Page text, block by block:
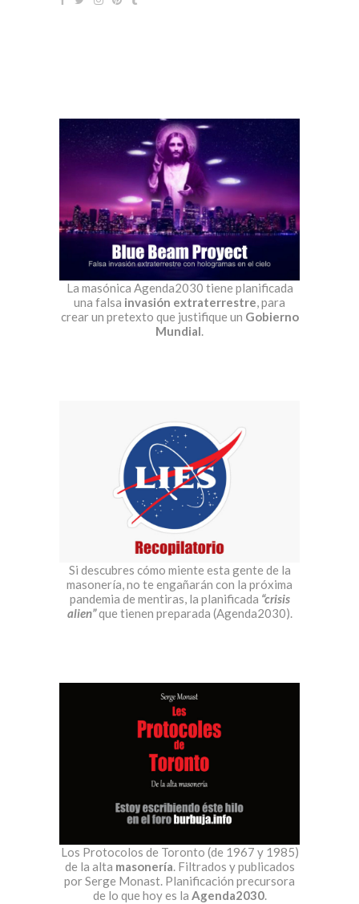
La masónica Agenda2030 tiene planificada
una falsa invasión extraterrestre, para
crear un pretexto que justifique un Gobierno
Mundial.
Si descubres cómo miente esta gente de la
masonería, no te engañarán con la próxima
pandemia de mentiras, la planificada “crisis
alien”que tienen preparada (Agenda2030).
Los Protocolos de Toronto (de 1967 y 1985)
de la alta masonería. Filtrados y publicados
por Serge Monast. Planificación precursora
de lo que hoy es la Agenda2030.